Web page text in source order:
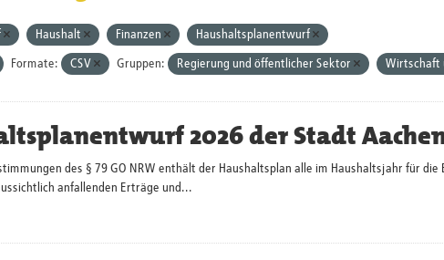
Haushalt Finanzen Haushaltsplanentwurf
Formate: CSV Gruppen: Regierung und öffentlicher Sektor Wirtschaft
2026 der Stadt
des § 79 GO NRW enthält der Haushaltsplan alle im Haushaltsjahr für die
anfallenden Erträge und...